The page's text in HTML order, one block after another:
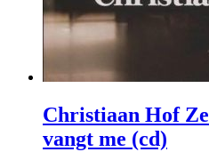
Christiaan Hof Ze
vangt me (cd)